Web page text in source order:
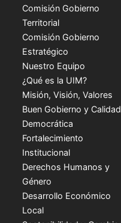
Comisión Gobierno
Territorial
Comisión Gobierno
Estratégico
Nuestro Equipo
¿Qué es la UIM?
Misión, Visión, Valores
Buen Gobierno y Calidad
Democrática
Fortalecimiento
Institucional
Derechos Humanos y
Género
Desarrollo Económico
Local